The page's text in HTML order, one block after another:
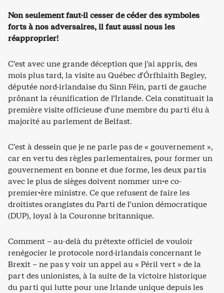
Non seulement faut-il cesser de céder des symboles
forts à nos adversaires, il faut aussi nous les
réapproprier!
C’est avec une grande déception que j’ai appris, des
mois plus tard, la visite au Québec d’Órfhlaith Begley,
députée nord-irlandaise du Sinn Féin, parti de gauche
prônant la réunification de l’Irlande. Cela constituait la
première visite officieuse d’une membre du parti élu à
majorité au parlement de Belfast.
C’est à dessein que je ne parle pas de « gouvernement »,
car en vertu des règles parlementaires, pour former un
gouvernement en bonne et due forme, les deux partis
avec le plus de sièges doivent nommer un·e co-
premier·ère ministre. Ce que refusent de faire les
droitistes orangistes du Parti de l’union démocratique
(DUP), loyal à la Couronne britannique.
Comment – au-delà du prétexte officiel de vouloir
renégocier le protocole nord-irlandais concernant le
Brexit – ne pas y voir un appel au « Péril vert » de la
part des unionistes, à la suite de la victoire historique
du parti qui lutte pour une Irlande unique depuis les